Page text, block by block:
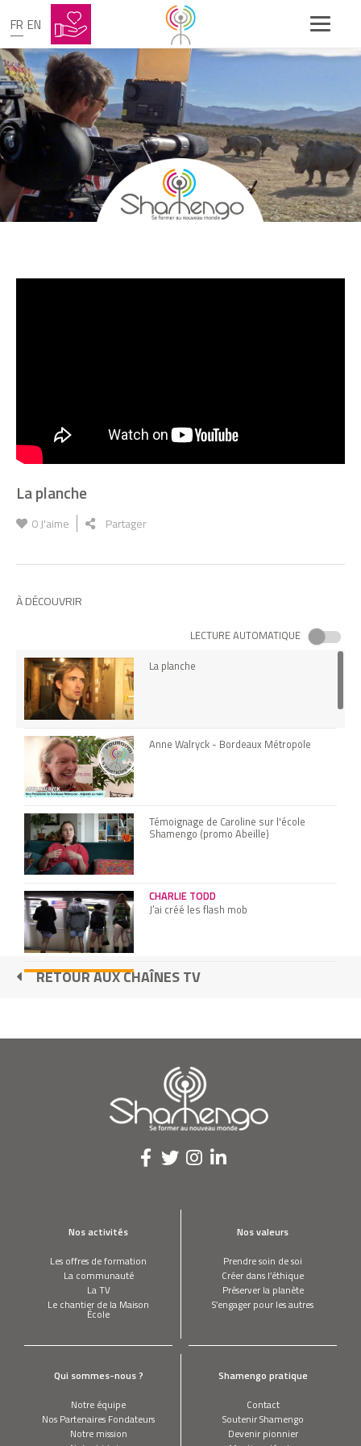
FR EN
La planche
0J'aime Partager
À DÉCOUVRIR
LECTURE AUTOMATIQUE
La planche
Anne Walryck - Bordeaux Métropole
Témoignage de Caroline sur l'école
Shamengo (promo Abeille)
CHARLIE TODD
J’ai créé les flash mob
Signez notre pétition et partagez-la !
Je lave les voitures sans eau
NINA RAEBER
poissons en cabas très chics
CLÉMENT SHALA
Je vous cuisine des insectes à la place de
Je construis des serres photovoltaïques
ARNOUD RASKIN & ANN VAN HELLEMONT
RETOUR AUX CHAÎNES TV
Nos activités
Les offres de formation
La communauté
La TV
Le chantier de la Maison
École
Nos valeurs
Prendre soin de soi
Créer dans l’éthique
Préserver la planète
S’engager pour les autres
Qui sommes-nous ?
Notre équipe
Nos Partenaires Fondateurs
Notre mission
Shamengo pratique
Contact
Soutenir Shamengo
Devenir pionnier